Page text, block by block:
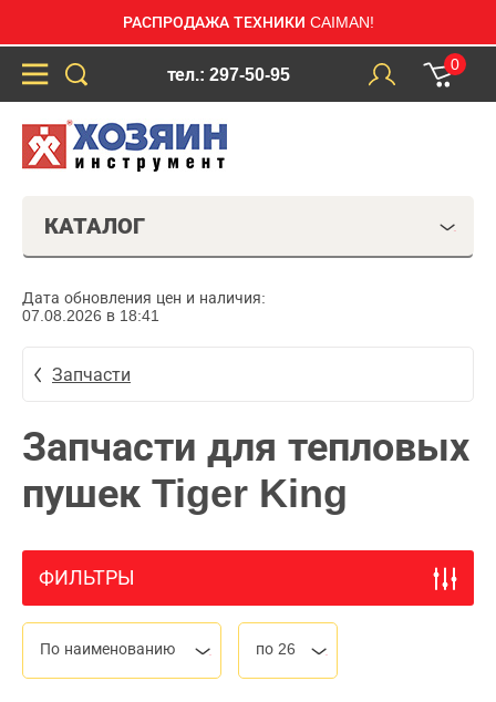
РАСПРОДАЖА ТЕХНИКИ CAIMAN!
тел.: 297-50-95
0
КАТАЛОГ
Дата обновления цен и наличия:
07.08.2026 в 18:41
Запчасти
Запчасти для тепловых
пушек Tiger King
ФИЛЬТРЫ
По наименованию по 26